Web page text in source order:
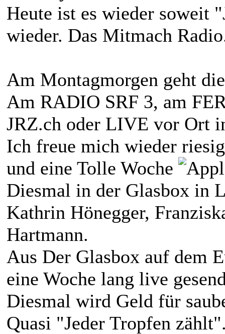
Heute ist es wieder soweit
wieder. Das Mitmach
Am Montagmorgen geht
Am RADIO SRF 3, am
JRZ.ch oder LIVE vor Ort
Ich freue mich wieder
und eine Tolle Woche
Diesmal in der Glasbox in
Kathrin Hönegger,
Hartmann.
Aus Der Glasbox auf dem
eine Woche lang live
Diesmal wird Geld für
Quasi "Jeder Tropfen